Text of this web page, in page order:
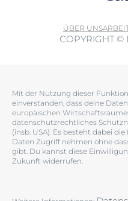
ÜBER UNS
COPYRIGHT ©
Mit der Nutzung dieser
einverstanden, dass deine
europäischen
datenschutzrechtliches
(insb. USA). Es besteht dabei
Daten Zugriff nehmen ohne
gibt. Du kannst diese
Zukunft widerrufen.